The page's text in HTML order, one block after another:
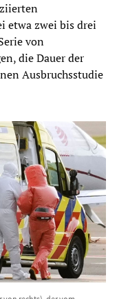
etwa zwei bis drei
von
die Dauer der
Ausbruchsstudie